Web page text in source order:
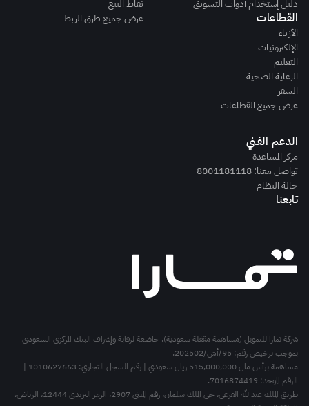
دليل إستخدام أدوات التسويق
القطاعات
الأزياء
الإلكترونيات
التعليم
الرعاية الصحية
السفر
عرض جميع القطاعات
نقاط البيع
عرض جميع طرق الربط
الدعم الفني
مركز المساعدة
تواصل معنا: 8001181118
حالة النظام
تابعنا
شركة تمارا للتمويل (مساهمة مقفلة سعودية). خاضعة لرقابة وإشراف البنك المركزي السعودي
بموجب ترخيص رقم: 95/أش/202502.
مساهمة برأس مال 515,000,000 ريال سعودي | رقم السجل التجاري: 1010627663 |
الرقم الموحد: 7016874419.
طريق الملك عبدالله الفرعي، حي الملك سلمان، رقم المبنى 2907، الرمز البريدي 12444، الرياض،